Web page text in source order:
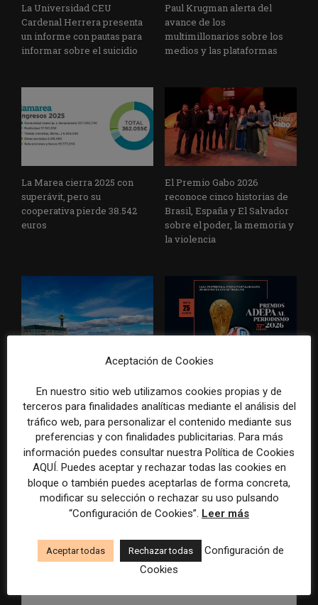
La Universidad CEU
Cardenal Herrera presenta
un informe con pautas para
informar sobre el suicidio
Paul Krugman alerta del
avance de los
multimillonarios sobre los
medios y las plataformas
La Marea cierra 2025 con
superávit, pero su
cooperativa pierde 38.542
euros
El Premio Gabo 2026
reconoce cinco historias de
Brasil, España y El Salvador
sobre el poder, la memoria y
la violencia
establece un sistema de
control para el uso de la
inteligencia artificial
especial para la mejor
cobertura periodística del
Mundial 2026
DEJA UNA RESPUESTA
Aceptación de Cookies
En nuestro sitio web utilizamos cookies propias y de
terceros para finalidades analíticas mediante el análisis del
tráfico web, para personalizar el contenido mediante sus
preferencias y con finalidades publicitarias. Para más
información puedes consultar nuestra Política de Cookies
AQUÍ. Puedes aceptar y rechazar todas las cookies en
bloque o también puedes aceptarlas de forma concreta,
modificar su selección o rechazar su uso pulsando
“Configuración de Cookies”. Leer más
Aceptar todas Rechazar todas
Configuración de
Cookies